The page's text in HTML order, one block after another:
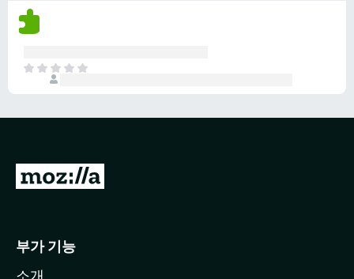
다
평
점
습
아
점
습
니
M
부가 기능
소개